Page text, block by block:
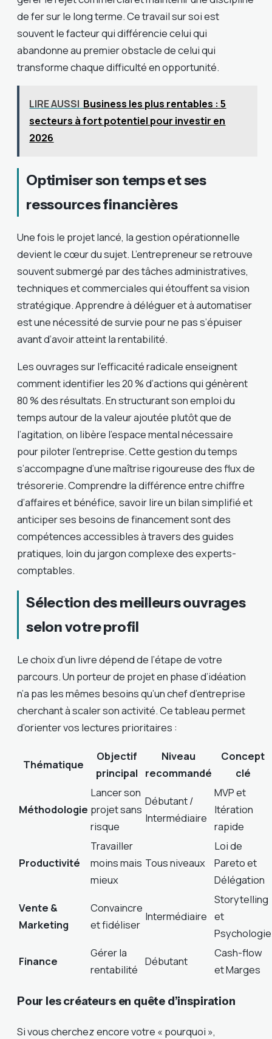
de fer sur le long terme. Ce travail sur soi est
souvent le facteur qui différencie celui qui
abandonne au premier obstacle de celui qui
transforme chaque difficulté en opportunité.
LIRE AUSSI Business les plus rentables : 5
secteurs à fort potentiel pour investir en
2026
Optimiser son temps et ses
ressources financières
Une fois le projet lancé, la gestion opérationnelle
devient le cœur du sujet. L’entrepreneur se retrouve
souvent submergé par des tâches administratives,
techniques et commerciales qui étouffent sa vision
stratégique. Apprendre à déléguer et à automatiser
est une nécessité de survie pour ne pas s’épuiser
avant d’avoir atteint la rentabilité.
Les ouvrages sur l’efficacité radicale enseignent
comment identifier les 20 % d’actions qui génèrent
80 % des résultats. En structurant son emploi du
temps autour de la valeur ajoutée plutôt que de
l’agitation, on libère l’espace mental nécessaire
pour piloter l’entreprise. Cette gestion du temps
s’accompagne d’une maîtrise rigoureuse des flux de
trésorerie. Comprendre la différence entre chiffre
d’affaires et bénéfice, savoir lire un bilan simplifié et
anticiper ses besoins de financement sont des
compétences accessibles à travers des guides
pratiques, loin du jargon complexe des experts-
comptables.
Sélection des meilleurs ouvrages
selon votre profil
Le choix d’un livre dépend de l’étape de votre
parcours. Un porteur de projet en phase d’idéation
n’a pas les mêmes besoins qu’un chef d’entreprise
cherchant à scaler son activité. Ce tableau permet
d’orienter vos lectures prioritaires :
Thématique
Objectif
principal
Niveau
recommandé
Concept
clé
Méthodologie
Lancer son
projet sans
risque
Débutant /
Intermédiaire
MVP et
Itération
rapide
Productivité
Travailler
moins mais
mieux
Tous niveaux
Loi de
Pareto et
Délégation
Vente &
Marketing
Convaincre
et fidéliser
Intermédiaire
Storytelling
et
Psychologie
Finance
Gérer la
rentabilité
Débutant
Cash-flow
et Marges
Pour les créateurs en quête d’inspiration
Si vous cherchez encore votre « pourquoi »,